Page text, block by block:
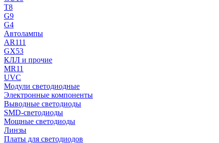
T8
G9
G4
Автолампы
AR111
GX53
КЛЛ и прочие
MR11
UVC
Модули светодиодные
Электронные компоненты
Выводные светодиоды
SMD-светодиоды
Мощные светодиоды
Линзы
Платы для светодиодов